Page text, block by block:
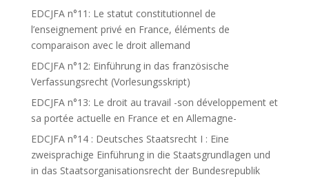
EDCJFA n°11: Le statut constitutionnel de
l’enseignement privé en France, éléments de
comparaison avec le droit allemand
EDCJFA n°12: Einführung in das französische
Verfassungsrecht (Vorlesungsskript)
EDCJFA n°13: Le droit au travail -son développement et
sa portée actuelle en France et en Allemagne-
EDCJFA n°14 : Deutsches Staatsrecht I : Eine
zweisprachige Einführung in die Staatsgrundlagen und
in das Staatsorganisationsrecht der Bundesrepublik